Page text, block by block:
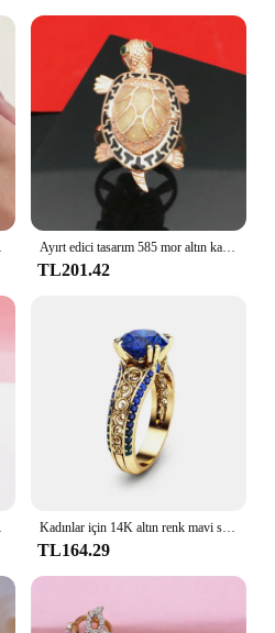
Ayırt edici tasarım 585 mor altın kaplama 14K gül altın kaplumbağa yüzükler kadınlar için moda charm yüksek seviye takı açabilirsiniz
TL201.42
Kadınlar için 14K altın renk mavi safir yüzük düğün takısı elmas tarzı yüzük kırmızı taş yakut gül yüzük ücretsiz kargo
TL164.29